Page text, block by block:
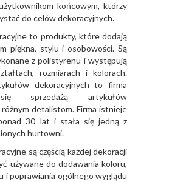
końcowym, którzy
do celów dekoracyjnych.
to produkty, które dodają
piękna, stylu i osobowości. Są
z polistyrenu i występują
rozmiarach i kolorach.
dekoracyjnych to firma
sprzedażą artykułów
detalistom. Firma istnieje
30 lat i stała się jedną z
hurtowni.
są częścią każdej dekoracji
używane do dodawania koloru,
i poprawiania ogólnego wyglądu